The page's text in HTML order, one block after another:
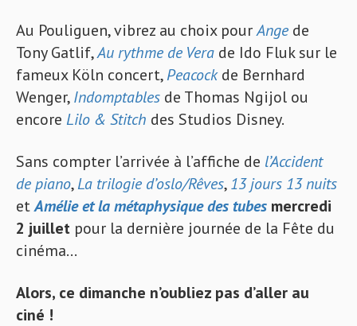
Au Pouliguen, vibrez au choix pourAnge de
Tony Gatlif,Au rythme de Vera de Ido Fluk sur le
fameux Köln concert,Peacockde Bernhard
Wenger,Indomptables de Thomas Ngijol ou
encore Lilo & Stitch des Studios Disney.
Sans compter l’arrivée à l’affiche de l’Accident
de piano,La trilogie d’oslo/Rêves,13 jours 13 nuits
etAmélie et la métaphysique des tubes mercredi
2 juillet pour la dernière journée de la Fête du
cinéma…
Alors, ce dimanche n’oubliez pas d’aller au
ciné !